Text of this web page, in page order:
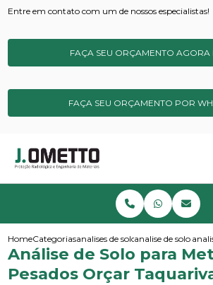
Entre em contato com um de nossos especialistas!
FAÇA SEU ORÇAMENTO AGORA
FAÇA SEU ORÇAMENTO POR
HomeCategoriasanalises de solos e sedimentos
analise de solo
Análise de Solo para
Pesados Orçar